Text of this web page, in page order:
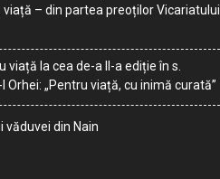
– din partea preoților Vicariatului
viață la cea de-a II-a ediție în s.
Orhei: „Pentru viață, cu inimă curată”
văduvei din Nain